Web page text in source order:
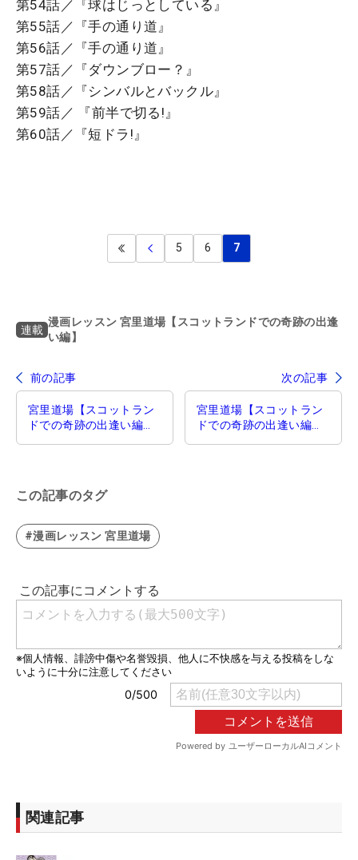
第54話／『球はじっとしている』
第55話／『手の通り道』
第56話／『手の通り道』
第57話／『ダウンブロー？』
第58話／『シンバルとバックル』
第59話／ 『前半で切る!』
第60話／『短ドラ!』
5 6 7
連載
漫画レッスン 宮里道場【スコットランドでの奇跡の出逢
い編】
前の記事 次の記事
宮里道場【スコットラン
ドでの奇跡の出逢い編】
宮里道場【スコットラン
ドでの奇跡の出逢い編】
この記事のタグ
#漫画レッスン 宮里道場
関連記事